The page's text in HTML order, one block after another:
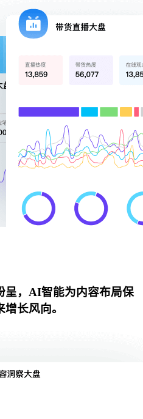
呈，AI智能为内容布局保
长风向。